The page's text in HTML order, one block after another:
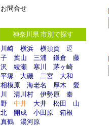
お問合せ
神奈川県 市別で探す
川崎
横浜 横須賀
逗
子
葉山 三浦 鎌倉
藤
沢
綾瀬 寒川
茅ヶ崎
平塚
大磯 二宮
大和
相模原
海老名 厚木
愛
川
清川村 伊勢原
秦
野
中井 大井 松田
山
北
開成 小田原
箱根
真鶴
湯河原